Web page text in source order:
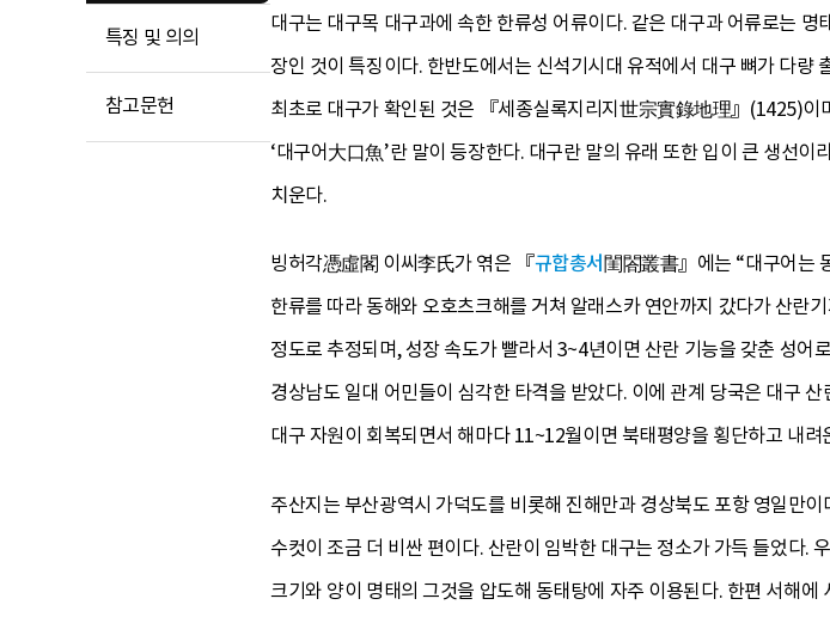
특징 및 의의
참고문헌
대구는 대구목 대구과에 속한 한류성 어류이다. 같은 대구과 어류로는
장인 것이 특징이다. 한반도에서는 신석기시대 유적에서 대구 뼈가 다
최초로 대구가 확인된 것은 『세종실록지리지世宗實錄地理』(1425)
‘대구어大口魚’란 말이 등장한다. 대구란 말의 유래 또한 입이 큰 생선
치운다.
빙허각憑虛閣 이씨李氏가 엮은 『규합총서閨閤叢書』에는 “대구어는
한류를 따라 동해와 오호츠크해를 거쳐 알래스카 연안까지 갔다가 산란
정도로 추정되며, 성장 속도가 빨라서 3~4년이면 산란 기능을 갖춘 성
경상남도 일대 어민들이 심각한 타격을 받았다. 이에 관계 당국은 대구
대구 자원이 회복되면서 해마다 11~12월이면 북태평양을 횡단하고 내려
주산지는 부산광역시 가덕도를 비롯해 진해만과 경상북도 포항 영일만
수컷이 조금 더 비싼 편이다. 산란이 임박한 대구는 정소가 가득 들었다.
크기와 양이 명태의 그것을 압도해 동태탕에 자주 이용된다. 한편 서해